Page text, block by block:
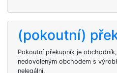
(pokoutní)
Pokoutní překupník je
nedovoleným obchodem s
nelegální.